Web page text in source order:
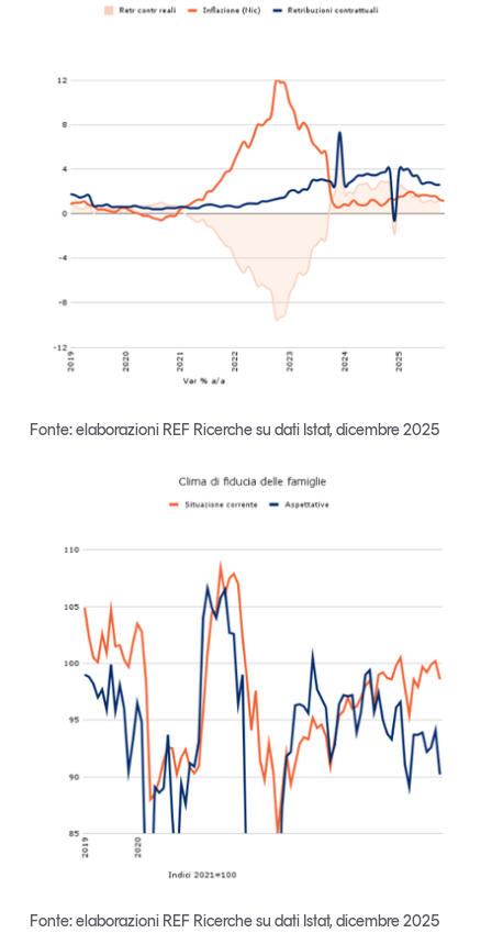
Fonte: elaborazioni REF Ricerche su dati Istat, dicembre 2025
Fonte: elaborazioni REF Ricerche su dati Istat, dicembre 2025